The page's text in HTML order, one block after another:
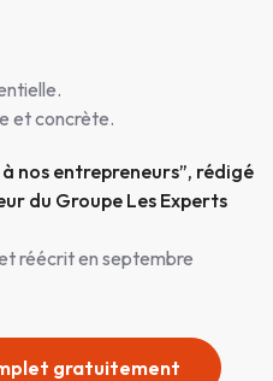
et concrète.
nos entrepreneurs”, rédigé
du Groupe Les Experts
réécrit en septembre
gratuitement